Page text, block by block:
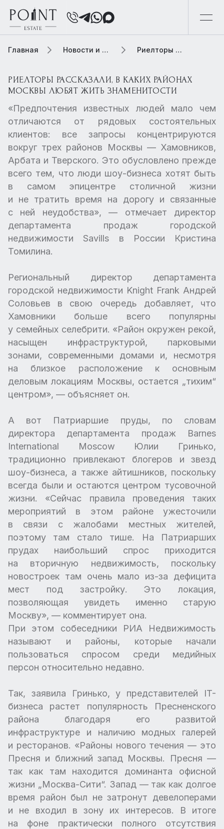
Главная Новости и обзоры Риелторы рассказали, в каких районах Москвы любят жить знаменитости
РИЕЛТОРЫ РАССКАЗАЛИ, В КАКИХ РАЙОНАХ
МОСКВЫ ЛЮБЯТ ЖИТЬ ЗНАМЕНИТОСТИ
«Предпочтения известных людей мало чем
отличаются от рядовых состоятельных
клиентов: все запросы концентрируются
вокруг трех районов Москвы — Хамовников,
Арбата и Тверского. Это обусловлено прежде
всего тем, что люди шоу-бизнеса хотят быть
в самом эпицентре столичной жизни
и не тратить время на дорогу и связанные
с ней неудобства», — отмечает директор
департамента продаж городской
недвижимости Savills в России Кристина
Томилина.
Региональный директор департамента
городской недвижимости Knight Frank Андрей
Соловьев в свою очередь добавляет, что
Хамовники больше всего популярны
у семейных селебрити. «Район окружен рекой,
насыщен инфраструктурой, парковыми
зонами, современными домами и, несмотря
на близкое расположение к основным
деловым локациям Москвы, остается „тихим“
центром», — объясняет он.
А вот Патриаршие пруды, по словам
директора департамента продаж Barnes
International Moscow Юлии Гринько,
традиционно привлекают блогеров и звезд
шоу-бизнеса, а также айтишников, поскольку
всегда были и остаются центром тусовочной
жизни. «Сейчас правила проведения таких
мероприятий в этом районе ужесточили
в связи с жалобами местных жителей,
поэтому там стало тише. На Патриарших
прудах наибольший спрос приходится
на вторичную недвижимость, поскольку
новостроек там очень мало из-за дефицита
мест под застройку. Это локация,
позволяющая увидеть именно старую
Москву», — комментирует она.
При этом собеседники РИА Недвижимость
называют и районы, которые начали
пользоваться спросом среди медийных
персон относительно недавно.
Так, заявила Гринько, у представителей IT-
бизнеса растет популярность Пресненского
района благодаря его развитой
инфраструктуре и наличию модных галерей
и ресторанов. «Районы нового течения — это
Пресня и ближний запад Москвы. Пресня —
так как там находится доминанта офисной
жизни „Москва-Сити“. Запад — так как долгое
время район был не затронут девелоперами
и не входил в зону их интересов. В итоге
на фоне практически полного отсутствия